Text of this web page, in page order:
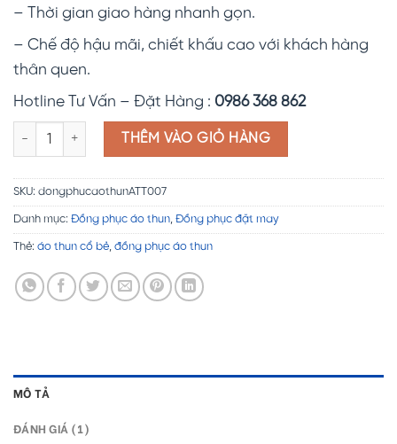
– Thời gian giao hàng nhanh gọn.
– Chế độ hậu mãi, chiết khấu cao với khách hàng
thân quen.
Hotline Tư Vấn – Đặt Hàng : 0986 368 862
Áo thun cổ bẻ đỏ trơn ATT007 số lượng
THÊM VÀO GIỎ HÀNG
SKU: dongphucaothunATT007
Danh mục: Đồng phục áo thun, Đồng phục đặt may
Thẻ: áo thun cổ bẻ, đồng phục áo thun
MÔ TẢ
ĐÁNH GIÁ (1)